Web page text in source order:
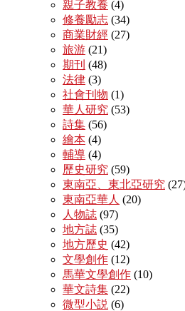
親子教養 (4)
修養勵志 (34)
商業財經 (27)
旅游 (21)
期刊 (48)
法律 (3)
社會刊物 (1)
華人研究 (53)
詩集 (56)
繪本 (4)
輔導 (4)
歷史研究 (59)
東南亞、東北亞研究
東南亞華人 (20)
人物誌 (97)
地方誌 (35)
地方歷史 (42)
文學創作 (12)
馬華文學創作 (10)
華文詩集 (22)
微型小説 (6)